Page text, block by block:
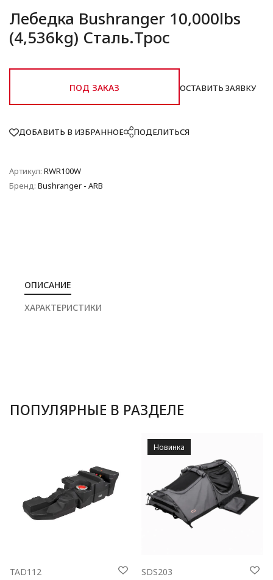
Лебедка Bushranger 10,000lbs
(4,536kg) Сталь.Трос
ПОД ЗАКАЗ ОСТАВИТЬ ЗАЯВКУ
ДОБАВИТЬ В ИЗБРАННОЕ ПОДЕЛИТЬСЯ
Артикул: RWR100W
Бренд: Bushranger - ARB
ОПИСАНИЕ
ХАРАКТЕРИСТИКИ
ПОПУЛЯРНЫЕ В РАЗДЕЛЕ
TAD112 SDS203
Новинка